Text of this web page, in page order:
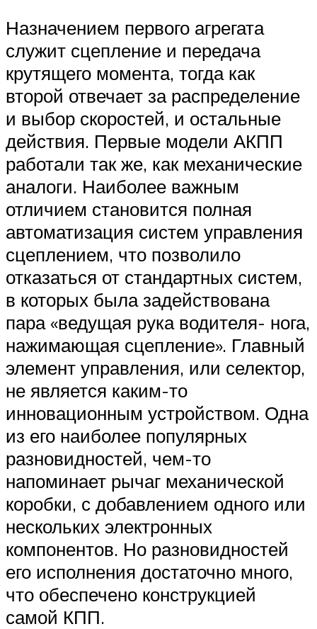
Назначением первого агрегата
служит сцепление и передача
крутящего момента, тогда как
второй отвечает за распределение
и выбор скоростей, и остальные
действия. Первые модели АКПП
работали так же, как механические
аналоги. Наиболее важным
отличием становится полная
автоматизация систем управления
сцеплением, что позволило
отказаться от стандартных систем,
в которых была задействована
пара «ведущая рука водителя- нога,
нажимающая сцепление». Главный
элемент управления, или селектор,
не является каким-то
инновационным устройством. Одна
из его наиболее популярных
разновидностей, чем-то
напоминает рычаг механической
коробки, с добавлением одного или
нескольких электронных
компонентов. Но разновидностей
его исполнения достаточно много,
что обеспечено конструкцией
самой КПП.